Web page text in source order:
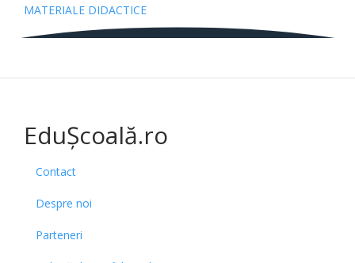
MATERIALE DIDACTICE
EduȘcoală.ro
Contact
Despre noi
Parteneri